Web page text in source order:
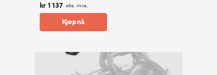
kr1 137 eks. mva.
Kjøp nå